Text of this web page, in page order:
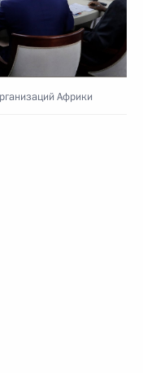
Африки